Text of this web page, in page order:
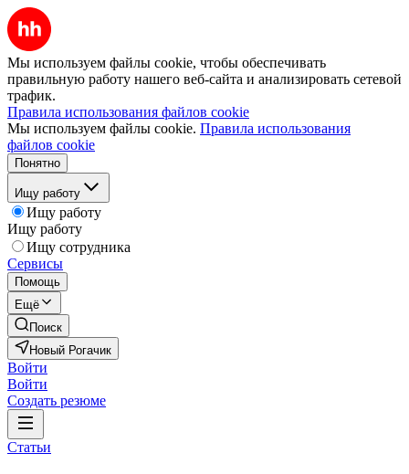
Мы используем файлы cookie, чтобы обеспечивать
правильную работу нашего веб-сайта и анализировать сетевой
трафик.
Правила использования файлов cookie
Мы используем файлы cookie. Правила использования
файлов cookie
Понятно
Ищу работу
Ищу работу
Ищу работу
Ищу сотрудника
Сервисы
Помощь
Ещё
Поиск
Новый Рогачик
Войти
Войти
Создать резюме
Статьи